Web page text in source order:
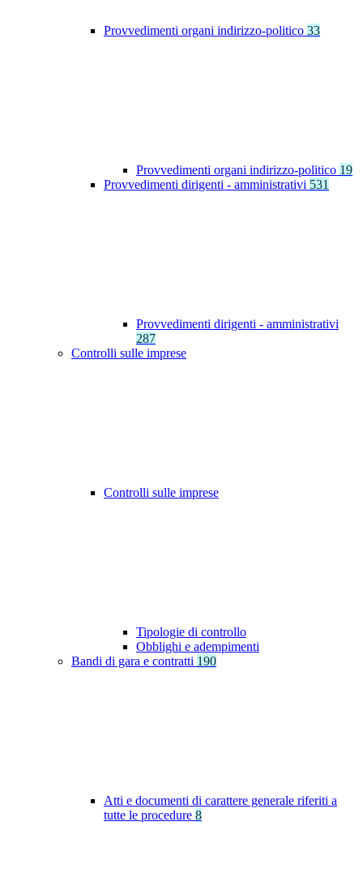
Provvedimenti organi indirizzo-politico 33
Provvedimenti organi indirizzo-politico 19
Provvedimenti dirigenti - amministrativi 531
Provvedimenti dirigenti - amministrativi
287
Controlli sulle imprese
Controlli sulle imprese
Tipologie di controllo
Obblighi e adempimenti
Bandi di gara e contratti 190
Atti e documenti di carattere generale riferiti a
tutte le procedure 8